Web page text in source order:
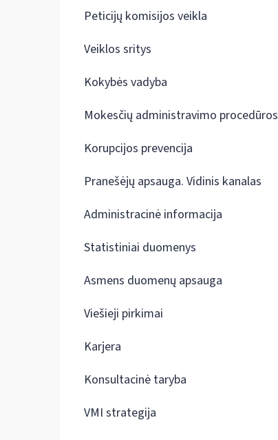
Peticijų komisijos veikla
Veiklos sritys
Kokybės vadyba
Mokesčių administravimo procedūros
Korupcijos prevencija
Pranešėjų apsauga. Vidinis kanalas
Administracinė informacija
Statistiniai duomenys
Asmens duomenų apsauga
Viešieji pirkimai
Karjera
Konsultacinė taryba
VMI strategija